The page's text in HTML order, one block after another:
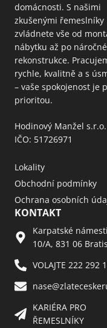
domácnosti. S našimi
zkušenými řemeslníky
zvládnete vše od
nábytku až po náročné
rekonstrukce.
rychle, kvalitně a s
– vaše spokojenost je
prioritou.
Hodinový Manžel s.r.o.
IČO: 51726971
Lokality
Obchodní podmínky
Ochrana osobních
KONTAKT
Karpatské
10/A, 831 06
VOLAJTE 222 292
KARIÉRA PRO
ŘEMESLNÍKY